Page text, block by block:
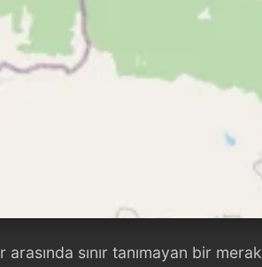
sınır tanımayan bir merak